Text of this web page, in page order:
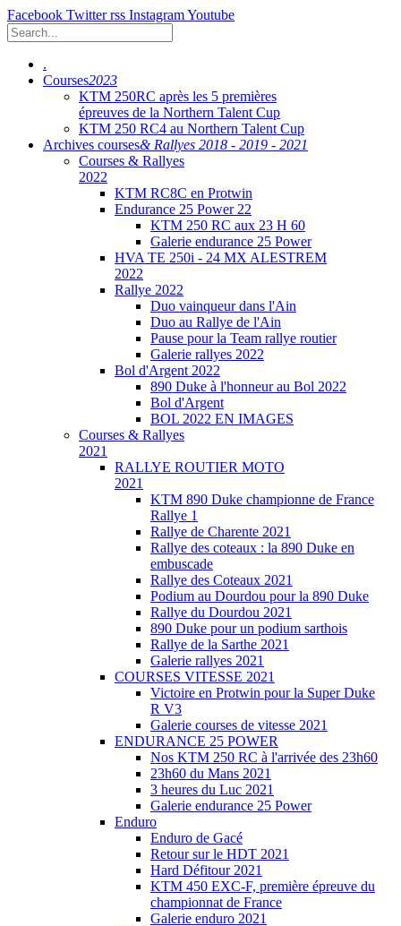
Facebook Twitter rss InstagramYoutube
.
Courses2023
KTM 250RC après les 5 premières
épreuves de la Northern Talent Cup
KTM 250 RC4 au Northern Talent Cup
Archives courses& Rallyes 2018 - 2019 - 2021
Courses & Rallyes
2022
KTM RC8C en Protwin
Endurance 25 Power 22
KTM 250 RC aux 23 H 60
Galerie endurance 25 Power
HVA TE 250i - 24 MX ALESTREM
2022
Rallye 2022
Duo vainqueur dans l'Ain
Duo au Rallye de l'Ain
Pause pour la Team rallye routier
Galerie rallyes 2022
Bol d'Argent 2022
890 Duke à l'honneur au Bol 2022
Bol d'Argent
BOL 2022 EN IMAGES
Courses & Rallyes
2021
RALLYE ROUTIER MOTO
2021
KTM 890 Duke championne de France
Rallye 1
Rallye de Charente 2021
Rallye des coteaux : la 890 Duke en
embuscade
Rallye des Coteaux 2021
Podium au Dourdou pour la 890 Duke
Rallye du Dourdou 2021
890 Duke pour un podium sarthois
Rallye de la Sarthe 2021
Galerie rallyes 2021
COURSES VITESSE 2021
Victoire en Protwin pour la Super Duke
R V3
Galerie courses de vitesse 2021
ENDURANCE 25 POWER
Nos KTM 250 RC à l'arrivée des 23h60
23h60 du Mans 2021
3 heures du Luc 2021
Galerie endurance 25 Power
Enduro
Enduro de Gacé
Retour sur le HDT 2021
Hard Défitour 2021
KTM 450 EXC-F, première épreuve du
championnat de France
Galerie enduro 2021